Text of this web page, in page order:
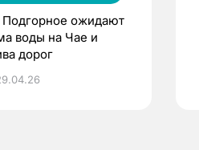
Подгорное ожидают
воды на Чае и
дорог